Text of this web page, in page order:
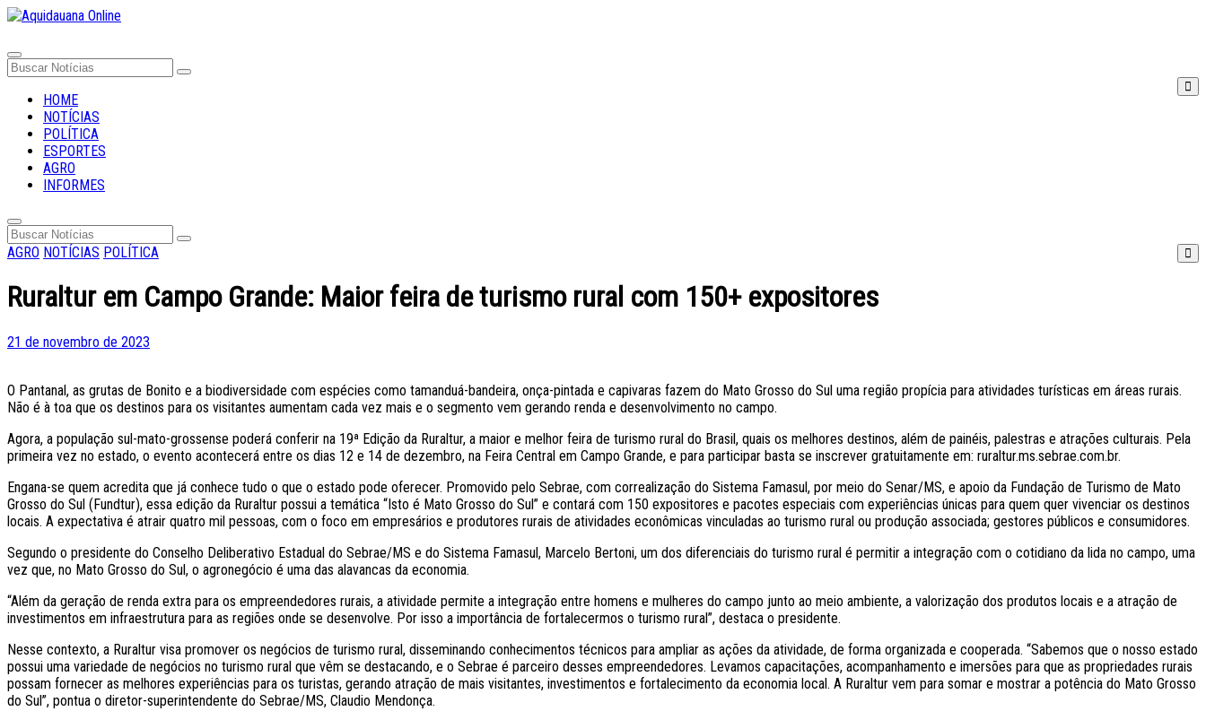
HOME
NOTÍCIAS
POLÍTICA
ESPORTES
AGRO
INFORMES
AGRO NOTÍCIAS POLÍTICA
Ruraltur em Campo Grande: Maior feira de turismo rural com 150+ expositores
Posted
21 de novembro de 2023
O Pantanal, as grutas de Bonito e a biodiversidade com espécies como tamanduá-bandeira, onça-pintada e capivaras fazem do Mato Grosso do Sul uma região propícia para atividades turísticas em áreas rurais.
Não é à toa que os destinos para os visitantes aumentam cada vez mais e o segmento vem gerando renda e desenvolvimento no campo.
Agora, a população sul-mato-grossense poderá conferir na 19ª Edição da Ruraltur, a maior e melhor feira de turismo rural do Brasil, quais os melhores destinos, além de painéis, palestras e atrações culturais. Pela
primeira vez no estado, o evento acontecerá entre os dias 12 e 14 de dezembro, na Feira Central em Campo Grande, e para participar basta se inscrever gratuitamente em: ruraltur.ms.sebrae.com.br.
Engana-se quem acredita que já conhece tudo o que o estado pode oferecer. Promovido pelo Sebrae, com correalização do Sistema Famasul, por meio do Senar/MS, e apoio da Fundação de Turismo de Mato
Grosso do Sul (Fundtur), essa edição da Ruraltur possui a temática “Isto é Mato Grosso do Sul” e contará com 150 expositores e pacotes especiais com experiências únicas para quem quer vivenciar os destinos
locais. A expectativa é atrair quatro mil pessoas, com o foco em empresários e produtores rurais de atividades econômicas vinculadas ao turismo rural ou produção associada; gestores públicos e consumidores.
Segundo o presidente do Conselho Deliberativo Estadual do Sebrae/MS e do Sistema Famasul, Marcelo Bertoni, um dos diferenciais do turismo rural é permitir a integração com o cotidiano da lida no campo, uma
vez que, no Mato Grosso do Sul, o agronegócio é uma das alavancas da economia.
“Além da geração de renda extra para os empreendedores rurais, a atividade permite a integração entre homens e mulheres do campo junto ao meio ambiente, a valorização dos produtos locais e a atração de
investimentos em infraestrutura para as regiões onde se desenvolve. Por isso a importância de fortalecermos o turismo rural”, destaca o presidente.
Nesse contexto, a Ruraltur visa promover os negócios de turismo rural, disseminando conhecimentos técnicos para ampliar as ações da atividade, de forma organizada e cooperada. “Sabemos que o nosso estado
possui uma variedade de negócios no turismo rural que vêm se destacando, e o Sebrae é parceiro desses empreendedores. Levamos capacitações, acompanhamento e imersões para que as propriedades rurais
possam fornecer as melhores experiências para os turistas, gerando atração de mais visitantes, investimentos e fortalecimento da economia local. A Ruraltur vem para somar e mostrar a potência do Mato Grosso
do Sul”, pontua o diretor-superintendente do Sebrae/MS, Claudio Mendonça.